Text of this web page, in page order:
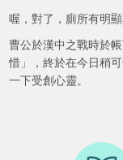
喔，對了，廁所有明顯
曹公於漢中之戰時於
惜」，終於在今日稍
一下受創心靈。